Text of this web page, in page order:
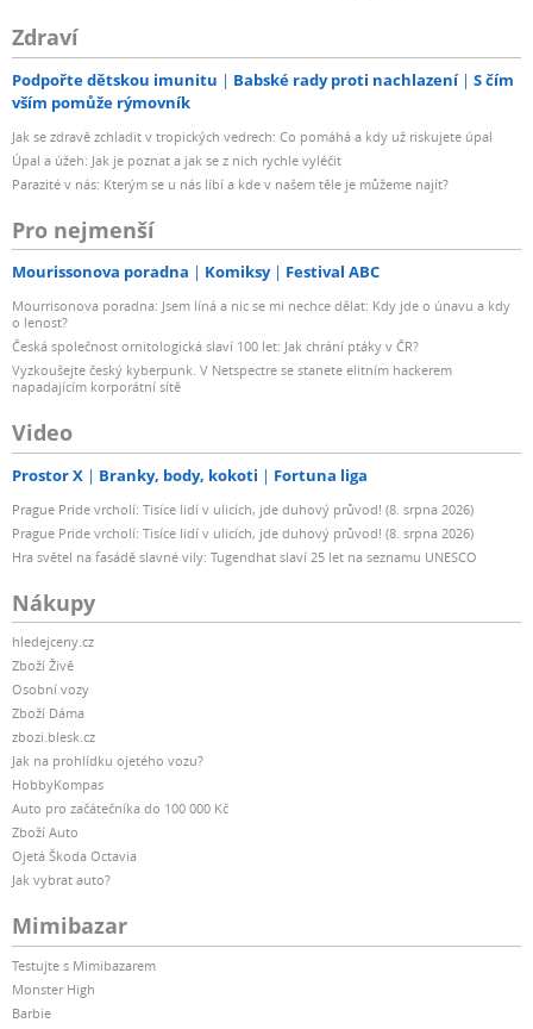
Zdraví
Podpořte dětskou imunitu Babské rady proti nachlazení
S čím
vším pomůže rýmovník
Jak se zdravě zchladit v tropických vedrech: Co pomáhá a kdy už riskujete úpal
Úpal a úžeh: Jak je poznat a jak se z nich rychle vyléčit
Parazité v nás: Kterým se u nás líbí a kde v našem těle je můžeme najít?
Pro nejmenší
Mourissonova poradna Komiksy Festival ABC
Mourrisonova poradna: Jsem líná a nic se mi nechce dělat: Kdy jde o únavu a kdy
o lenost?
Česká společnost ornitologická slaví 100 let: Jak chrání ptáky v ČR?
Vyzkoušejte český kyberpunk. V Netspectre se stanete elitním hackerem
napadajícím korporátní sítě
Video
Prostor X Branky, body, kokoti Fortuna liga
Prague Pride vrcholí: Tisíce lidí v ulicích, jde duhový průvod! (8. srpna 2026)
Prague Pride vrcholí: Tisíce lidí v ulicích, jde duhový průvod! (8. srpna 2026)
Hra světel na fasádě slavné vily: Tugendhat slaví 25 let na seznamu UNESCO
Nákupy
hledejceny.cz
Zboží Živě
Osobní vozy
Zboží Dáma
zbozi.blesk.cz
Jak na prohlídku ojetého vozu?
HobbyKompas
Auto pro začátečníka do 100 000 Kč
Zboží Auto
Ojetá Škoda Octavia
Jak vybrat auto?
Mimibazar
Testujte s Mimibazarem
Monster High
Barbie